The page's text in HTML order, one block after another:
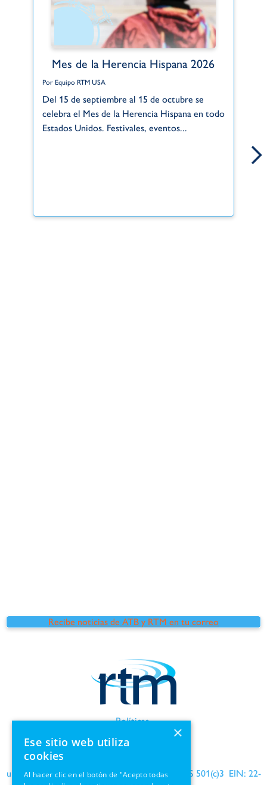
Mes de la Herencia Hispana 2026
Por Equipo RTM USA
Del 15 de septiembre al 15 de octubre se
celebra el Mes de la Herencia Hispana en todo
Estados Unidos. Festivales, eventos...
Recibe noticias de ATB y RTM en tu correo
Políticas
Términos de uso
Información de GDPR
una organización benéfica reconocida por el IRS 501(c)3 EIN: 22-
×
Ese sitio web utiliza
cookies
Al hacer clic en el botón de "Acepto todas